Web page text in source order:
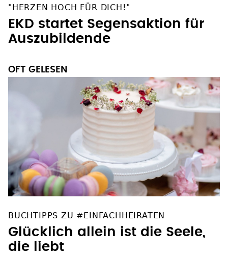
"HERZEN HOCH FÜR DICH!"
EKD startet Segensaktion für
Auszubildende
OFT GELESEN
BUCHTIPPS ZU #EINFACHHEIRATEN
Glücklich allein ist die Seele,
die liebt